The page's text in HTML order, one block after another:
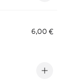
6,00 €